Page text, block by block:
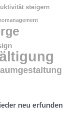
steigern
neu erfunden